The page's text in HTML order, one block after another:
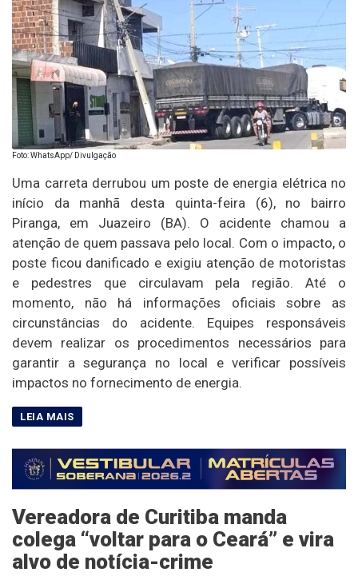
Foto: WhatsApp/ Divulgação
Uma carreta derrubou um poste de energia elétrica no
início da manhã desta quinta-feira (6), no bairro
Piranga, em Juazeiro (BA). O acidente chamou a
atenção de quem passava pelo local. Com o impacto, o
poste ficou danificado e exigiu atenção de motoristas
e pedestres que circulavam pela região. Até o
momento, não há informações oficiais sobre as
circunstâncias do acidente. Equipes responsáveis
devem realizar os procedimentos necessários para
garantir a segurança no local e verificar possíveis
impactos no fornecimento de energia.
Vereadora de Curitiba manda
colega “voltar para o Ceará” e vira
alvo de notícia-crime